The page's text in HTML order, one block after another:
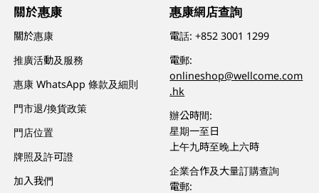
關於惠康
關於惠康
推廣活動及服務
惠康 WhatsApp 條款及細則
門市退/換貨政策
門店位置
牌照及許可證
加入我們
惠康網店查詢
電話:+852 3001 1299
電郵:
onlineshop@wellcome.com
.hk
辦公時間:
星期一至日
上午九時至晚上六時
企業合作及大量訂購查詢
電郵: